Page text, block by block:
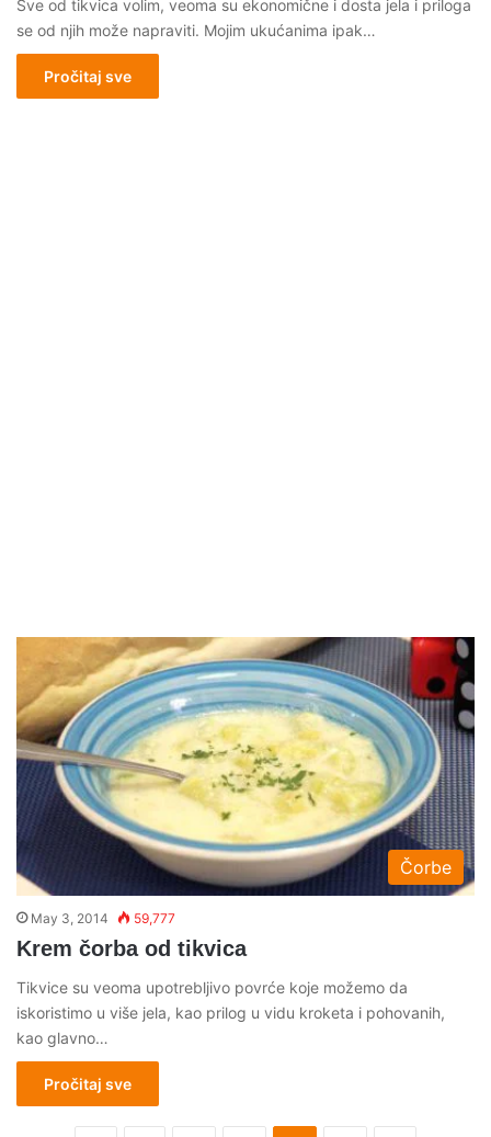
Sve od tikvica volim, veoma su ekonomične i dosta jela i priloga
se od njih može napraviti. Mojim ukućanima ipak…
Pročitaj sve
Čorbe
May 3, 2014 59,777
Krem čorba od tikvica
Tikvice su veoma upotrebljivo povrće koje možemo da
iskoristimo u više jela, kao prilog u vidu kroketa i pohovanih,
kao glavno…
Pročitaj sve